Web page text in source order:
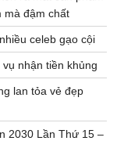
mà đậm chất
celeb gạo cội
nhận tiền khủng
lan tỏa vẻ đẹp
2030 Lần Thứ 15 –